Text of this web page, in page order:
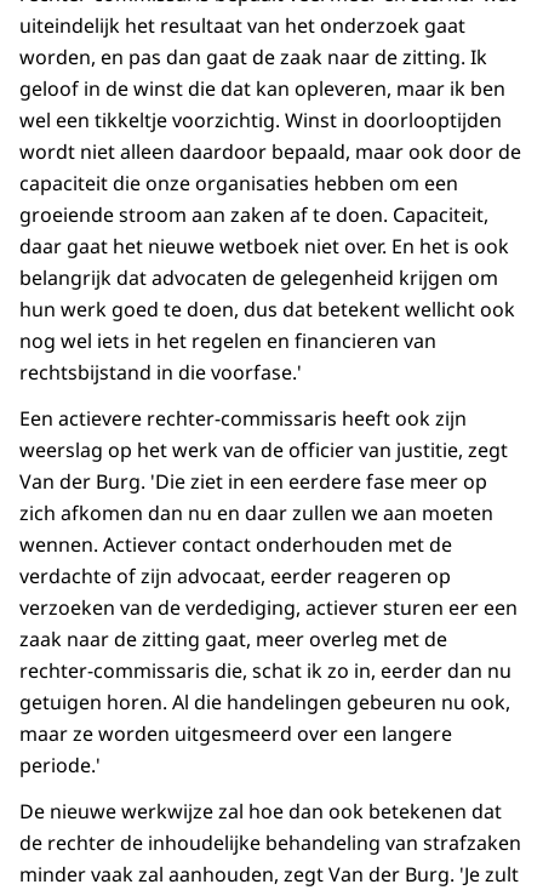
uiteindelijk het resultaat van het onderzoek gaat
worden, en pas dan gaat de zaak naar de zitting. Ik
geloof in de winst die dat kan opleveren, maar ik ben
wel een tikkeltje voorzichtig. Winst in doorlooptijden
wordt niet alleen daardoor bepaald, maar ook door de
capaciteit die onze organisaties hebben om een
groeiende stroom aan zaken af te doen. Capaciteit,
daar gaat het nieuwe wetboek niet over. En het is ook
belangrijk dat advocaten de gelegenheid krijgen om
hun werk goed te doen, dus dat betekent wellicht ook
nog wel iets in het regelen en financieren van
rechtsbijstand in die voorfase.'
Een actievere rechter-commissaris heeft ook zijn
weerslag op het werk van de officier van justitie, zegt
Van der Burg. 'Die ziet in een eerdere fase meer op
zich afkomen dan nu en daar zullen we aan moeten
wennen. Actiever contact onderhouden met de
verdachte of zijn advocaat, eerder reageren op
verzoeken van de verdediging, actiever sturen eer een
zaak naar de zitting gaat, meer overleg met de
rechter-commissaris die, schat ik zo in, eerder dan nu
getuigen horen. Al die handelingen gebeuren nu ook,
maar ze worden uitgesmeerd over een langere
periode.'
De nieuwe werkwijze zal hoe dan ook betekenen dat
de rechter de inhoudelijke behandeling van strafzaken
minder vaak zal aanhouden, zegt Van der Burg. 'Je zult